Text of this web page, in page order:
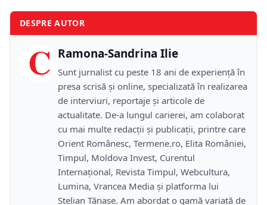
DESPRE AUTOR
C Ramona-Sandrina Ilie
Sunt jurnalist cu peste 18 ani de experiență în
presa scrisă și online, specializată în realizarea
de interviuri, reportaje și articole de
actualitate. De-a lungul carierei, am colaborat
cu mai multe redacții și publicații, printre care
Orient Românesc, Termene.ro, Elita României,
Timpul, Moldova Invest, Curentul
Internațional, Revista Timpul, Webcultura,
Lumina, Vrancea Media și platforma lui
Stelian Tănase. Am abordat o gamă variată de